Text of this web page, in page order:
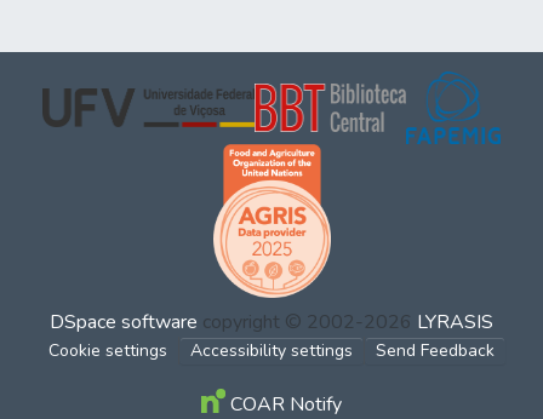
DSpace software copyright © 2002-2026 LYRASIS
Cookie settings Accessibility settings Send Feedback
COAR Notify